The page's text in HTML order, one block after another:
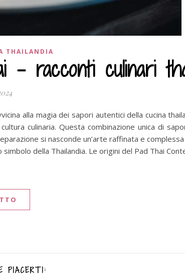
THAILANDIA
racconti culinari
alla magia dei sapori autentici della cucina
culinaria. Questa combinazione unica di
si nasconde un’arte raffinata e
della Thailandia. Le origini del Pad Thai
PIACERTI: